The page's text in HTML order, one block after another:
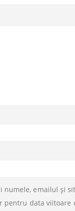
numele, emailul și
pentru data viitoare